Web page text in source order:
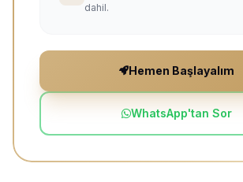
dahil.
Hemen Başlayalım
WhatsApp'tan Sor